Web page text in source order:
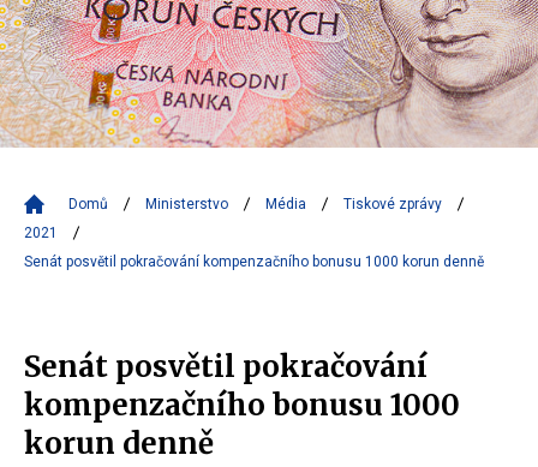
Domů Ministerstvo Média
Tiskové zprávy
2021
Senát posvětil pokračování kompenzačního bonusu 1000 korun denně
Senát posvětil pokračování
kompenzačního bonusu 1000
korun denně